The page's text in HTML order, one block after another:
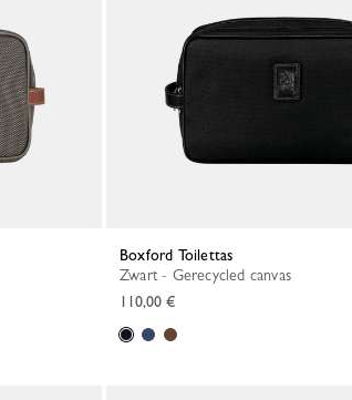
Boxford Toilettas
Zwart - Gerecycled canvas
110,00 €